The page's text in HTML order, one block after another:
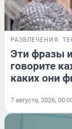
РАЗВЛЕЧЕНИЯ
Эти фразы
говорите
каких они
7 августа, 2026,